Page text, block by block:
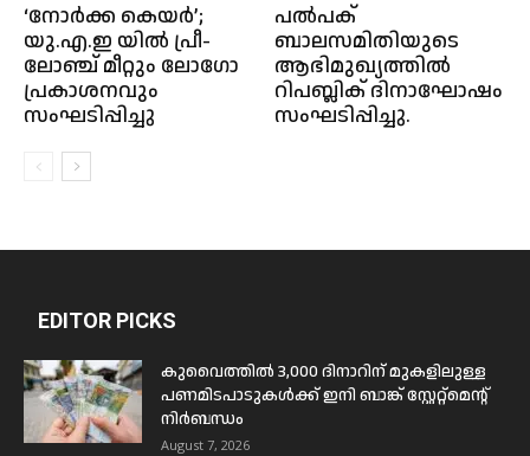
‘നോര്‍ക്ക കെയര്‍’;
യു.എ.ഇ യില്‍ പ്രീ-
ലോഞ്ച് മീറ്റും ലോഗോ
പ്രകാശനവും
സംഘടിപ്പിച്ചു
പൽപക്
ബാലസമിതിയുടെ
ആഭിമുഖ്യത്തിൽ
റിപബ്ലിക് ദിനാഘോഷം
സംഘടിപ്പിച്ചു.
EDITOR PICKS
കുവൈത്തിൽ 3,000 ദിനാറിന് മുകളിലുള്ള
പണമിടപാടുകൾക്ക് ഇനി ബാങ്ക് സ്റ്റേറ്റ്മെന്റ്
നിർബന്ധം
August 7, 2026